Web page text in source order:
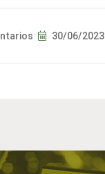
30/06/2023